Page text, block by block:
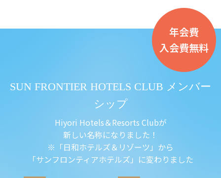
年会費
入会費無料
SUN FRONTIER HOTELS CLUB メンバー
シップ
Hiyori Hotels＆Resorts Clubが
新しい名称になりました！
※「日和ホテルズ＆リゾーツ」から
「サンフロンティアホテルズ」に変わりました